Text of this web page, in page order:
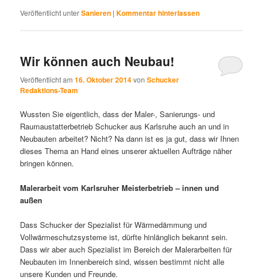
Veröffentlicht unterSanieren |Kommentar hinterlassen
Wir können auch Neubau!
Veröffentlicht am16. Oktober 2014vonSchucker
Redaktions-Team
Wussten Sie eigentlich, dass der Maler-, Sanierungs- und
Raumaustatterbetrieb Schucker aus Karlsruhe auch an und in
Neubauten arbeitet? Nicht? Na dann ist es ja gut, dass wir Ihnen
dieses Thema an Hand eines unserer aktuellen Aufträge näher
bringen können.
Malerarbeit vom Karlsruher Meisterbetrieb – innen und
außen
Dass Schucker der Spezialist für Wärmedämmung und
Vollwärmeschutzsysteme ist, dürfte hinlänglich bekannt sein.
Dass wir aber auch Spezialist im Bereich der Malerarbeiten für
Neubauten im Innenbereich sind, wissen bestimmt nicht alle
unsere Kunden und Freunde.